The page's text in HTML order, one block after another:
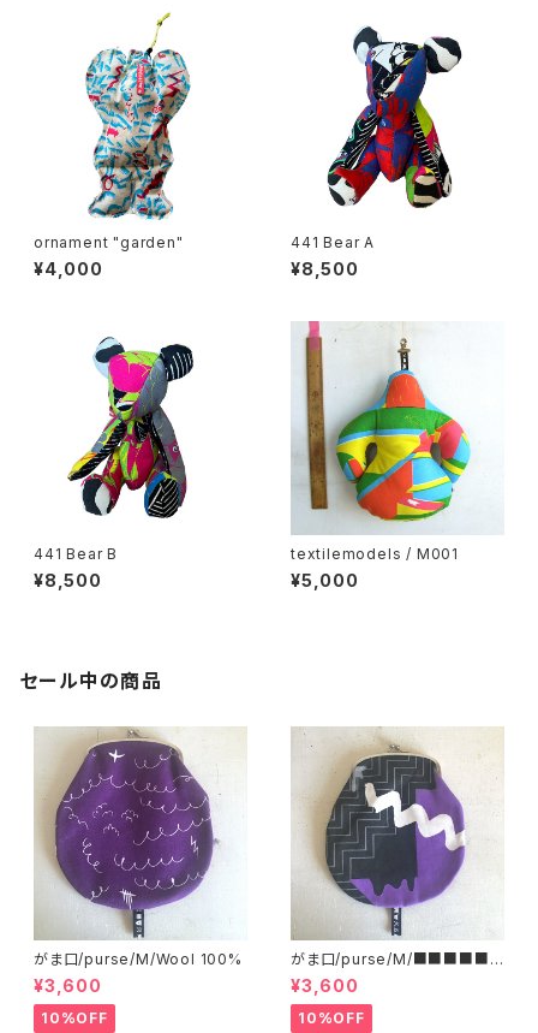
ornament "garden"
¥4,000
441 Bear A
¥8,500
441 Bear B
¥8,500
textilemodels / M001
¥5,000
セール中の商品
がま口/purse/M/Wool 100%
¥3,600
10%OFF
がま口/purse/M/■■■■■
■■■ AB
¥3,600
10%OFF